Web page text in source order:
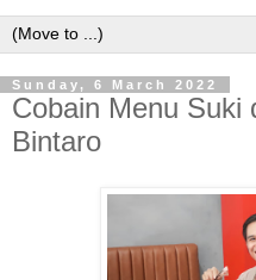
Sunday, 6 March 2022
Cobain Menu Suki
Bintaro